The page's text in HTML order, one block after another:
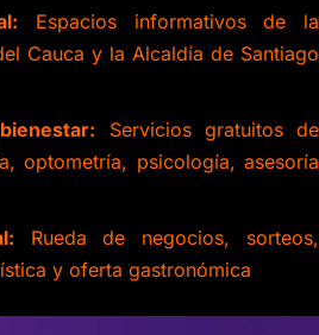
Espacios informativos de la
Cauca y la Alcaldía de Santiago
Servicios gratuitos de
optometría, psicología, asesoría
Rueda de negocios, sorteos,
y oferta gastronómica